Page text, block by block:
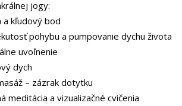
jogy:
a kľudový bod
pohybu a pumpovanie dychu života
uvoľnenie
dych
– zázrak dotytku
meditácia a vizualizačné cvičenia